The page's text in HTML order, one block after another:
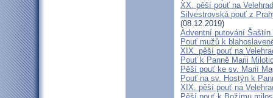
XX. pěší pouť na
Silvestrovská pouť z
(08.12.2019)
Adventní putování Šaštín
Pouť mužů k
XIX. pěší pouť na
Pouť k Panně Marii
Pěší pouť ke sv. Marií
Pouť na sv. Hostýn k
XIX. pěší pouť na